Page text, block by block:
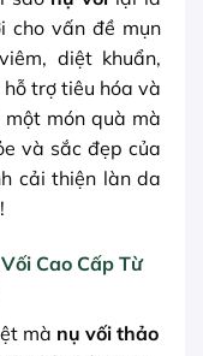
cho vấn đề mụn
diệt khuẩn,
trợ tiêu hóa và
món quà mà
và sắc đẹp của
cải thiện làn da
Cao Cấp Từ
mà nụ vối thảo